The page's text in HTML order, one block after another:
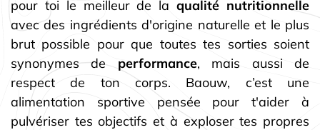
pour toi le meilleur de laqualité nutritionnelle
avec des ingrédients d'origine naturelle et le plus
brut possible pour que toutes tes sorties soient
synonymes de performance, mais aussi de
respect de ton corps. Baouw, c’est une
alimentation sportive pensée pour t'aider à
pulvériser tes objectifs et à exploser tes propres